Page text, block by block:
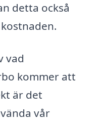
detta också
vad
kommer att
är det
vår